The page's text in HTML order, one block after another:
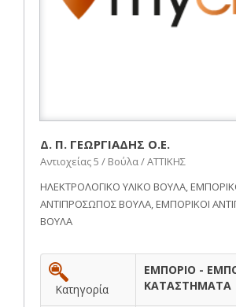
Δ. Π. ΓΕΩΡΓΙΑΔΗΣ Ο.Ε.
Αντιοχείας 5 / Βούλα / ΑΤΤΙΚΗΣ
ΗΛΕΚΤΡΟΛΟΓΙΚΟ ΥΛΙΚΟ ΒΟΥΛΑ,
ΑΝΤΙΠΡΟΣΩΠΟΣ ΒΟΥΛΑ, ΕΜΠΟΡΙΚΟΙ
ΒΟΥΛΑ
Κατηγορία
ΕΜΠΟΡΙΟ -
ΚΑΤΑΣΤΗΜΑΤΑ